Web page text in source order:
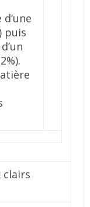
puis
clairs